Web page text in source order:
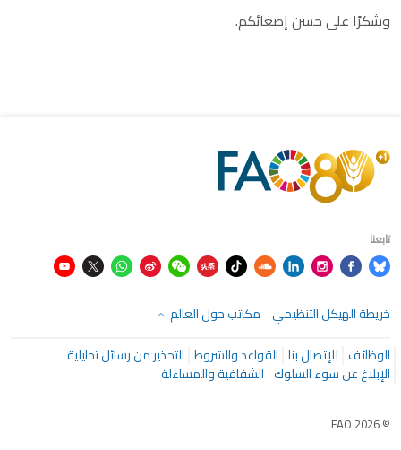
وشكرًا على حسن إصغائكم.
تابعنا
خريطة الهيكل التنظيمي مكاتب حول العالم
الوظائف للإتصال بنا القواعد والشروط التحذير من رسائل تحايلية
الإبلاغ عن سوء السلوك الشفافية والمساءلة
© FAO 2026